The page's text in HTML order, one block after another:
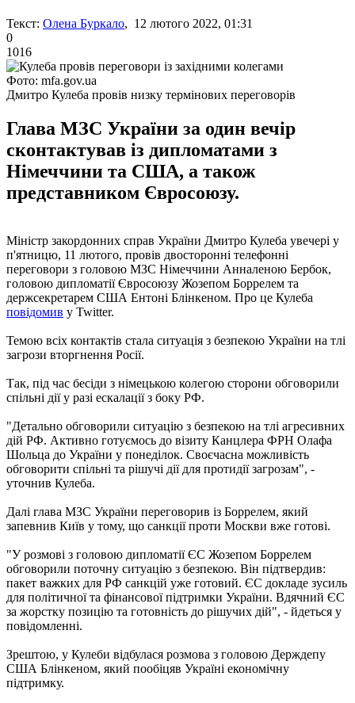
Текст: Олена Буркало, 12 лютого 2022, 01:31
0
1016
Фото: mfa.gov.ua
Дмитро Кулеба провів низку термінових переговорів
Глава МЗС України за один вечір
сконтактував із дипломатами з
Німеччини та США, а також
представником Євросоюзу.
Міністр закордонних справ України Дмитро Кулеба увечері у
п'ятницю, 11 лютого, провів двосторонні телефонні
переговори з головою МЗС Німеччини Анналеною Бербок,
головою дипломатії Євросоюзу Жозепом Боррелем та
держсекретарем США Ентоні Блінкеном. Про це Кулеба
повідомив у Twitter.
Темою всіх контактів стала ситуація з безпекою України на тлі
загрози вторгнення Росії.
Так, під час бесіди з німецькою колегою сторони обговорили
спільні дії у разі ескалації з боку РФ.
"Детально обговорили ситуацію з безпекою на тлі агресивних
дій РФ. Активно готуємось до візиту Канцлера ФРН Олафа
Шольца до України у понеділок. Своєчасна можливість
обговорити спільні та рішучі дії для протидії загрозам", -
уточнив Кулеба.
Далі глава МЗС України переговорив із Боррелем, який
запевнив Київ у тому, що санкції проти Москви вже готові.
"У розмові з головою дипломатії ЄС Жозепом Боррелем
обговорили поточну ситуацію з безпекою. Він підтвердив:
пакет важких для РФ санкцій уже готовий. ЄС докладе зусиль
для політичної та фінансової підтримки України. Вдячний ЄС
за жорстку позицію та готовність до рішучих дій", - йдеться у
повідомленні.
Зрештою, у Кулеби відбулася розмова з головою Держдепу
США Блінкеном, який пообіцяв Україні економічну
підтримку.